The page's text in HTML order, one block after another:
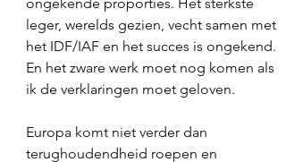
leger, werelds gezien, vecht samen met
het IDF/IAF en het succes is ongekend.
En het zware werk moet nog komen als
ik de verklaringen moet geloven.
Europa komt niet verder dan
terughoudendheid roepen en